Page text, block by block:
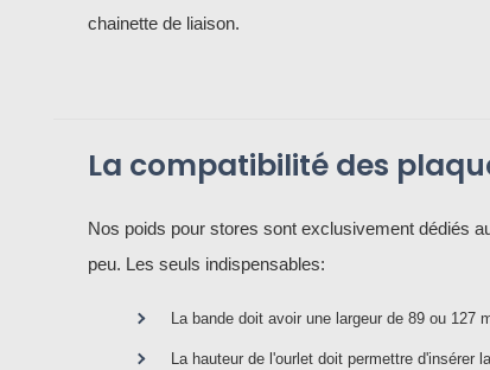
chainette de liaison.
La compatibilité des
Nos poids pour stores sont exclusivement dédiés
peu. Les seuls indispensables:
La bande doit avoir une largeur de 89 ou
La hauteur de l'ourlet doit permettre d'insérer